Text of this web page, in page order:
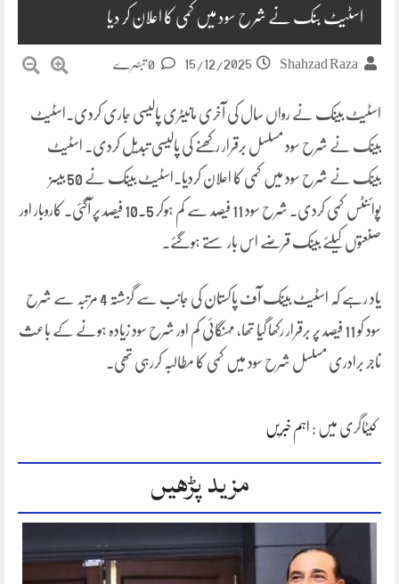
اسٹیٹ بنک نے شرح سود میں کمی کا اعلان کر دیا
Shahzad Raza
15/12/2025
اسٹیٹ بینک نے رواں سال کی آخری مانیٹری پالیسی جاری کردی۔اسٹیٹ
بینک نے شرح سود مسلسل برقرار رکھنے کی پالیسی تبدیل کردی۔ اسٹیٹ
بینک نے شرح سود میں کمی کا اعلان کردیا۔اسٹیٹ بینک نے 50 بیسز
پوائنٹس کمی کردی۔ شرح سود 11 فیصد سے کم ہوکر 10.5 فیصد پر آگئی۔ کاروبار اور
صنعتوں کیلئے بینک قرضے اس بار سستے ہوگئے۔
یاد رہے کہ اسٹیٹ بینک آف پاکستان کی جانب سے گزشتہ 4 مرتبہ سے شرح
سود کو 11 فیصد پر برقرار رکھا گیا تھا، مہنگائی کم اور شرح سود زیادہ ہونے کے باعث
تاجر برادری مسلسل شرح سود میں کمی کا مطالبہ کررہی تھی۔
کیٹاگری میں : اہم خبریں
مزید پڑھیں